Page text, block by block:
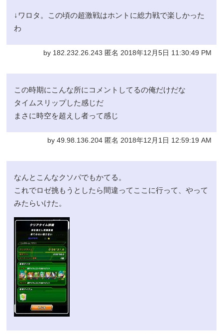
↓ワロタ。この頃の超激戦はホントに総力戦で楽しかった
わ
by 182.232.26.243 匿名 2018年12月5日 11:30:49 PM
この時期にこんな所にコメントしてるの俺だけだな
タイムスリップした感じだ
まさに時空を超えし者って感じ
by 49.98.136.204 匿名 2018年12月1日 12:59:19 AM
なんとこんなクソパでもかてる。
これでロゼ挑もうとしたら間違ってここに行って、やって
みたらいけた。